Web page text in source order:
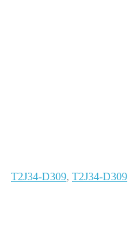
T2J34-D309, T2J34-D309